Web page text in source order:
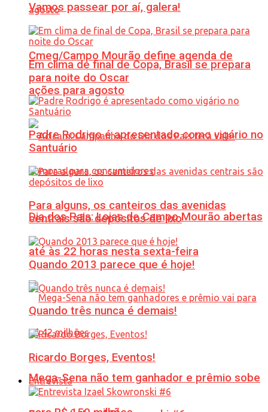
Cmeg/Campo Mourão define agenda de
ações para agosto
Dia dos Pais: Lojas de Campo Mourão abertas
até às 22 horas nesta sexta-feira
Mega-Sena não tem ganhador e prêmio sobe
Vamos passear por aí, galera!
Em clima de final de Copa, Brasil se prepara
para noite do Oscar
Padre Rodrigo é apresentado como vigário no
Santuário
Para alguns, os canteiros das avenidas
centrais são depósitos de lixo
Quando 2013 parece que é hoje!
Quando três nunca é demais!
Ricardo Borges, Eventos!
Entrevista